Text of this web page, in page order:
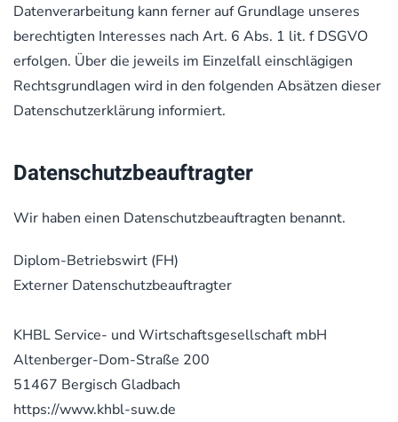
Datenverarbeitung kann ferner auf Grundlage unseres
berechtigten Interesses nach Art. 6 Abs. 1 lit. f DSGVO
erfolgen. Über die jeweils im Einzelfall einschlägigen
Rechtsgrundlagen wird in den folgenden Absätzen dieser
Datenschutzerklärung informiert.
Datenschutz­beauftragter
Wir haben einen Datenschutzbeauftragten benannt.
Diplom-Betriebswirt (FH)
Externer Datenschutzbeauftragter
KHBL Service- und Wirtschaftsgesellschaft mbH
Altenberger-Dom-Straße 200
51467 Bergisch Gladbach
https://www.khbl-suw.de